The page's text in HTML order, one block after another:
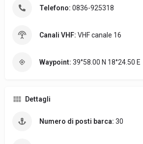
Telefono: 0836-925318
Canali VHF: VHF canale 16
Waypoint: 39°58.00 N 18°24.50 E
Dettagli
Numero di posti barca: 30